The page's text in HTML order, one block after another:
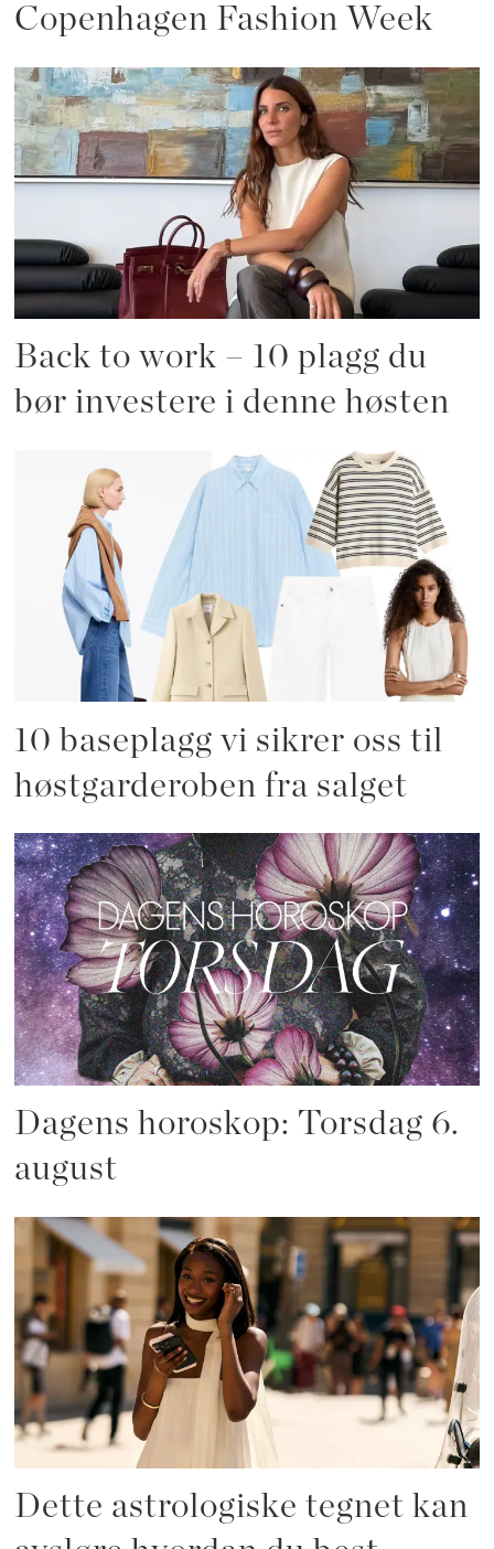
Copenhagen Fashion Week
Back to work – 10 plagg du
bør investere i denne høsten
10 baseplagg vi sikrer oss til
høstgarderoben fra salget
Dagens horoskop: Torsdag 6.
august
Dette astrologiske tegnet kan